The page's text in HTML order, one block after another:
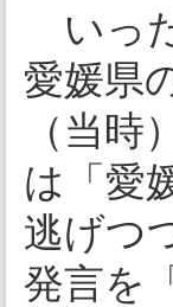
いっ
愛媛県
（当
は「愛
逃げつ
発言を